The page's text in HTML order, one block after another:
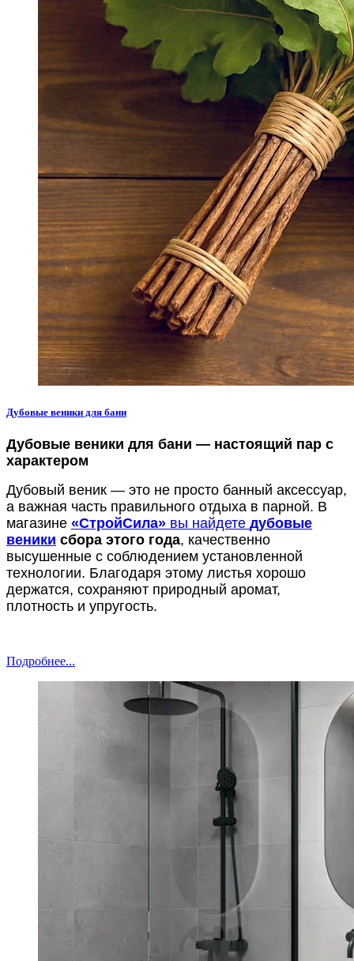
Дубовые веники для бани
Дубовые веники для бани — настоящий пар с
характером
Дубовый веник — это не просто банный аксессуар,
а важная часть правильного отдыха в парной. В
магазине «СтройСила» вы найдете дубовые
веники сбора этого года, качественно
высушенные с соблюдением установленной
технологии. Благодаря этому листья хорошо
держатся, сохраняют природный аромат,
плотность и упругость.
Подробнее...